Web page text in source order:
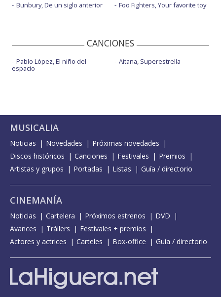
Bunbury, De un siglo anterior
Foo Fighters, Your favorite toy
CANCIONES
Pablo López, El niño del
espacio
Aitana, Superestrella
MUSICALIA
Noticias Novedades
Próximas novedades
Discos históricos
Canciones Festivales
Premios
Artistas y grupos
Portadas Listas Guía / directorio
CINEMANÍA
Noticias Cartelera Próximos estrenos
DVD
Avances
Tráilers
Festivales + premios
Actores y actrices
Carteles Box-office Guía / directorio